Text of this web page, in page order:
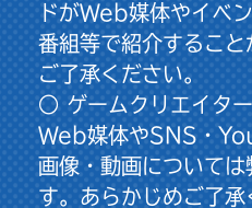
ドがWeb媒体やイベ
番組等で紹介するこ
ご了承ください。
○ ゲームクリエイタ
Web媒体やSNS・
画像・動画について
す。あらかじめご了承